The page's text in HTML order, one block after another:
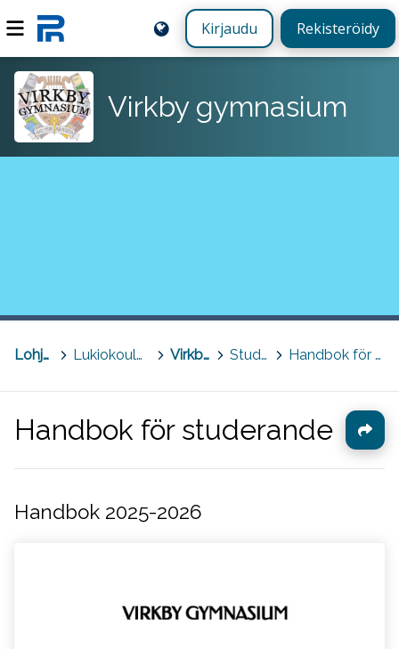
Kirjaudu Rekisteröidy
Virkby gymnasium
Lohja, Lojo Lukiokoulutus - Gymnasieutbildning Virkby gymnasium Studier vid VG Handbok för studerande
Handbok för studerande
Handbok 2025-2026